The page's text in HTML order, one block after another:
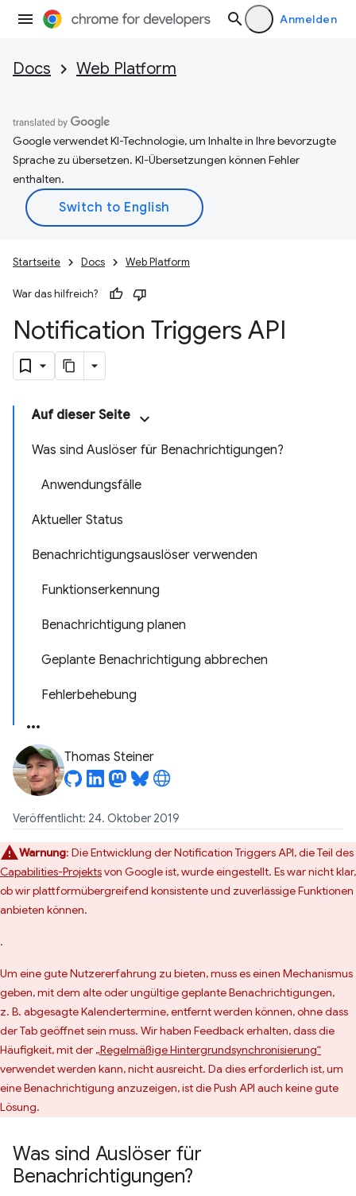
Anmelden
Docs Web Platform
Google verwendet KI-Technologie, um Inhalte in Ihre bevorzugte
Sprache zu übersetzen. KI-Übersetzungen können Fehler
enthalten.
Startseite Docs Web Platform
War das hilfreich?
Notification Triggers API
Auf dieser Seite
Was sind Auslöser für Benachrichtigungen?
Anwendungsfälle
Aktueller Status
Benachrichtigungsauslöser verwenden
Funktionserkennung
Benachrichtigung planen
Geplante Benachrichtigung abbrechen
Fehlerbehebung
Thomas Steiner
Veröffentlicht: 24. Oktober 2019
Warnung: Die Entwicklung der Notification Triggers API, die Teil des
Capabilities-Projektsvon Google ist, wurde eingestellt. Es war nicht klar,
ob wir plattformübergreifend konsistente und zuverlässige Funktionen
anbieten können.
.
Um eine gute Nutzererfahrung zu bieten, muss es einen Mechanismus
geben, mit dem alte oder ungültige geplante Benachrichtigungen,
z. B. abgesagte Kalendertermine, entfernt werden können, ohne dass
der Tab geöffnet sein muss. Wir haben Feedback erhalten, dass die
Häufigkeit, mit der „Regelmäßige Hintergrundsynchronisierung“
verwendet werden kann, nicht ausreicht. Da dies erforderlich ist, um
eine Benachrichtigung anzuzeigen, ist die Push API auch keine gute
Lösung.
Was sind Auslöser für
Benachrichtigungen?